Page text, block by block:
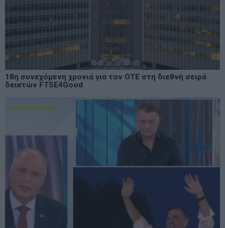
18η συνεχόμενη χρονιά για τον ΟΤΕ στη διεθνή σειρά
δεικτών FTSE4Good